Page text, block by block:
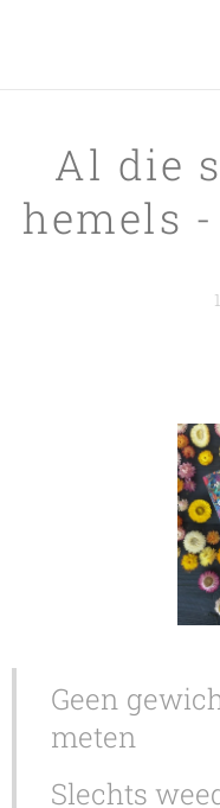
Al die
hemels
Geen
meten
Slechts